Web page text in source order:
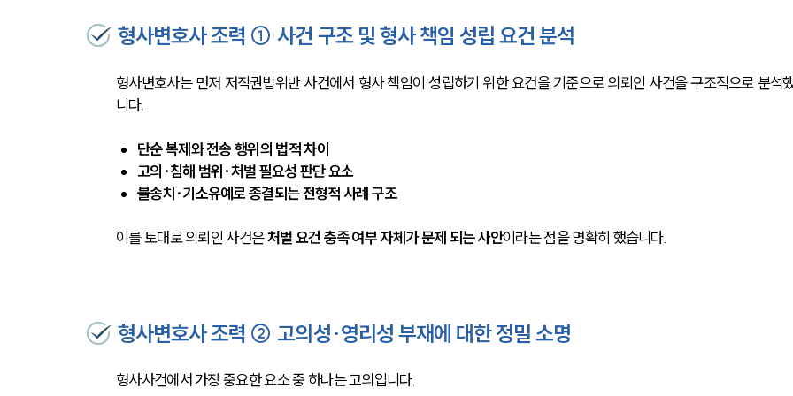
형사변호사 조력 ① 사건 구조 및 형사 책임 성립 요건 분석
형사변호사는 먼저 저작권법위반 사건에서 형사 책임이 성립하기 위한 요건을 기준으로 의뢰인 사건을 구조적으로 분석
니다.
단순 복제와 전송 행위의 법적 차이
고의·침해 범위·처벌 필요성 판단 요소
불송치·기소유예로 종결되는 전형적 사례 구조
이를 토대로 의뢰인 사건은 처벌 요건 충족 여부 자체가 문제 되는 사안이라는 점을 명확히 했습니다.
형사변호사 조력 ② 고의성·영리성 부재에 대한 정밀 소명
형사사건에서 가장 중요한 요소 중 하나는 고의입니다.